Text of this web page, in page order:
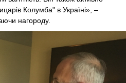
Колумба" в Україні», –
нагороду.